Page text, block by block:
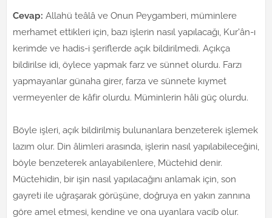
Cevap: Allahü teâlâ ve Onun Peygamberi, müminlere
merhamet ettikleri için, bazı işlerin nasıl yapılacağı, Kur'ân-ı
kerimde ve hadis-i şeriflerde açık bildirilmedi. Açıkça
bildirilse idi, öylece yapmak farz ve sünnet olurdu. Farzı
yapmayanlar günaha girer, farza ve sünnete kıymet
vermeyenler de kâfir olurdu. Müminlerin hâli güç olurdu.
Böyle işleri, açık bildirilmiş bulunanlara benzeterek işlemek
lazım olur. Din âlimleri arasında, işlerin nasıl yapılabileceğini,
böyle benzeterek anlayabilenlere, Müctehid denir.
Müctehidin, bir işin nasıl yapılacağını anlamak için, son
gayreti ile uğraşarak görüşüne, doğruya en yakın zannına
göre amel etmesi, kendine ve ona uyanlara vacib olur.